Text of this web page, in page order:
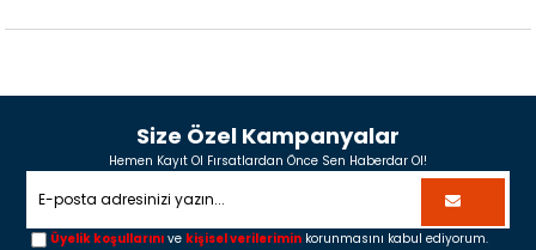
Size Özel Kampanyalar
Hemen Kayıt Ol Fırsatlardan Önce Sen Haberdar Ol!
Üyelik koşullarını ve kişisel verilerimin korunmasını kabul ediyorum.